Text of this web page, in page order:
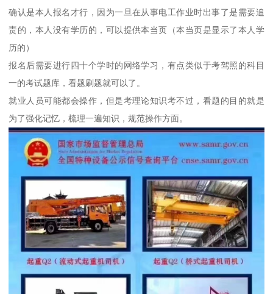
确认是本人报名才行，因为一旦在从事电工作业时出事了是需要追
责的，本人没有学历的，可以提供本当页（本当页是显示了本人学
历的）
报名后需要进行四十个学时的网络学习，有点类似于考驾照的科目
一的考试题库，看题刷题就可以了。
就业人员可能都会操作，但是考理论知识考不过，看题的目的就是
为了强化记忆，梳理一遍知识，规范操作方面。